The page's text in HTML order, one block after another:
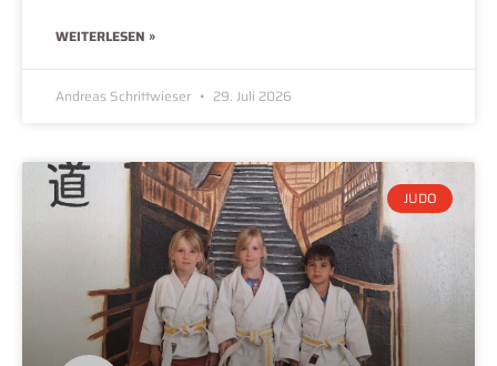
WEITERLESEN »
Andreas Schrittwieser 29. Juli 2026
JUDO